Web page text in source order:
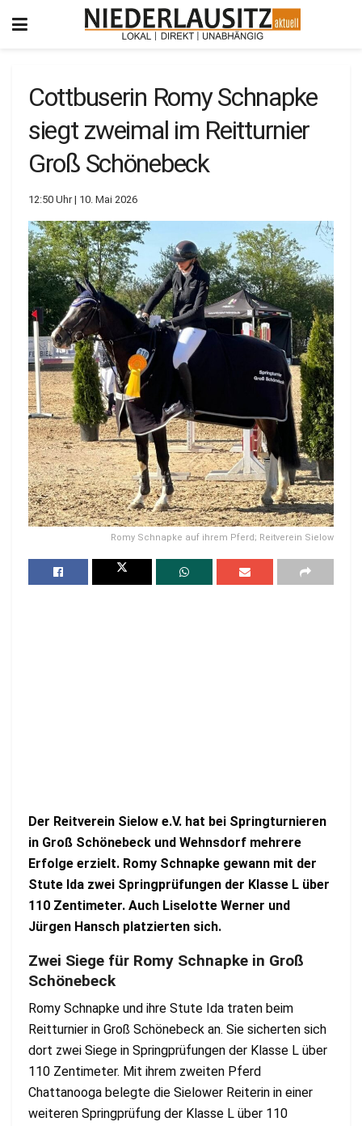
Cottbuserin Romy Schnapke
siegt zweimal im Reitturnier
Groß Schönebeck
12:50 Uhr | 10. Mai 2026
Romy Schnapke auf ihrem Pferd; Reitverein Sielow
Der Reitverein Sielow e.V. hat bei Springturnieren
in Groß Schönebeck und Wehnsdorf mehrere
Erfolge erzielt. Romy Schnapke gewann mit der
Stute Ida zwei Springprüfungen der Klasse L über
110 Zentimeter. Auch Liselotte Werner und
Jürgen Hansch platzierten sich.
Zwei Siege für Romy Schnapke in Groß
Schönebeck
Romy Schnapke und ihre Stute Ida traten beim
Reitturnier in Groß Schönebeck an. Sie sicherten sich
dort zwei Siege in Springprüfungen der Klasse L über
110 Zentimeter. Mit ihrem zweiten Pferd
Chattanooga belegte die Sielower Reiterin in einer
weiteren Springprüfung der Klasse L über 110